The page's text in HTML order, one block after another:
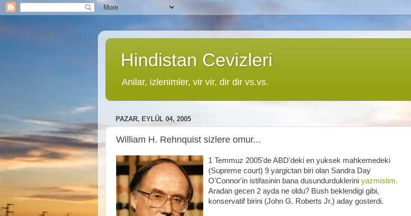
Hindistan Cevizleri
Anilar, izlenimler, vir vir, dir dir vs.vs.
PAZAR, EYLÜL 04, 2005
William H. Rehnquist sizlere omur...
1 Temmuz 2005'de ABD'deki en yuksek mahkemedeki
(Supreme court) 9 yargictan biri olan Sandra Day
O'Connor'in istifasinin bana dusundurduklerini yazmistim.
Aradan gecen 2 ayda ne oldu? Bush beklendigi gibi,
konservatif birini (John G. Roberts Jr.) aday gosterdi.